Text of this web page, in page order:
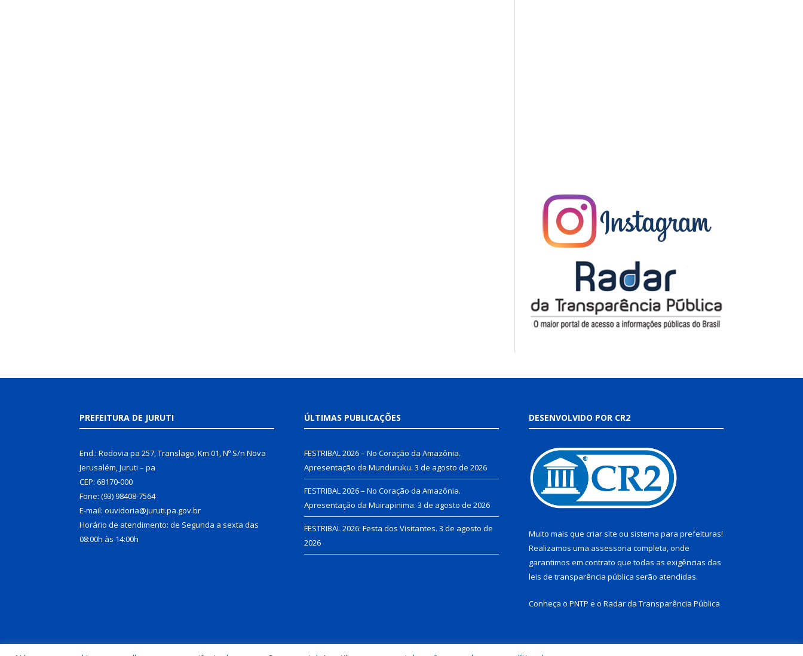
PREFEITURA DE JURUTI
End.: Rodovia pa 257, Translago, Km 01, Nº S/n Nova
Jerusalém, Juruti – pa
CEP: 68170-000
Fone: (93) 98408-7564
E-mail: ouvidoria@juruti.pa.gov.br
Horário de atendimento: de Segunda a sexta das
08:00h às 14:00h
ÚLTIMAS PUBLICAÇÕES
FESTRIBAL 2026 – No Coração da Amazônia.
Apresentação da Munduruku. 3 de agosto de 2026
FESTRIBAL 2026 – No Coração da Amazônia.
Apresentação da Muirapinima. 3 de agosto de 2026
FESTRIBAL 2026: Festa dos Visitantes. 3 de agosto de
2026
DESENVOLVIDO POR CR2
Muito mais que criar site ou sistema para prefeituras!
Realizamos uma assessoria completa, onde
garantimos em contrato que todas as exigências das
leis de transparência pública serão atendidas.
Conheça o PNTP e o Radar da Transparência Pública